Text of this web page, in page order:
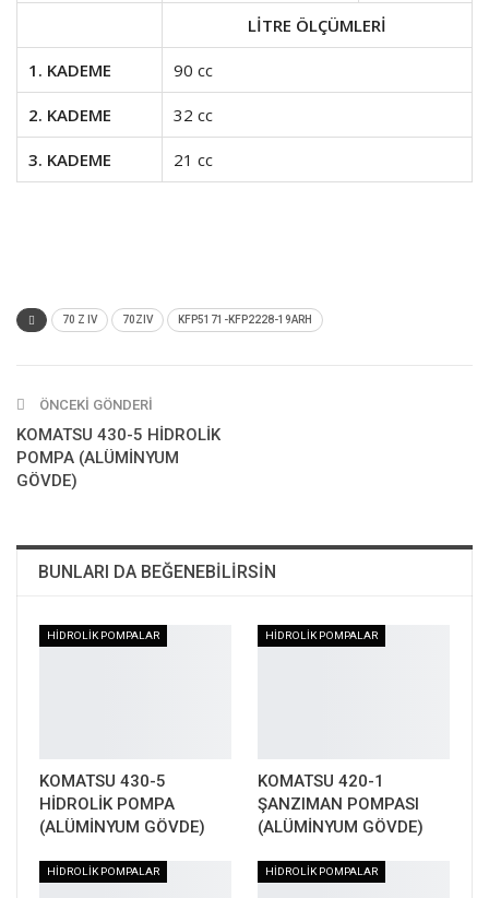
LİTRE ÖLÇÜMLERİ
1. KADEME 90 cc
2. KADEME 32 cc
3. KADEME 21 cc
70 Z IV 70ZIV KFP5171-KFP2228-19ARH
ÖNCEKI GÖNDERI
KOMATSU 430-5 HİDROLİK
POMPA (ALÜMİNYUM
GÖVDE)
BUNLARI DA BEĞENEBILIRSIN
HİDROLİK POMPALAR
KOMATSU 430-5
HİDROLİK POMPA
(ALÜMİNYUM GÖVDE)
HİDROLİK POMPALAR
KOMATSU 420-1
ŞANZIMAN POMPASI
(ALÜMİNYUM GÖVDE)
HİDROLİK POMPALAR HİDROLİK POMPALAR